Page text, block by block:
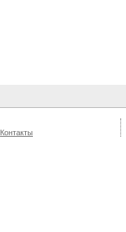
Контакты